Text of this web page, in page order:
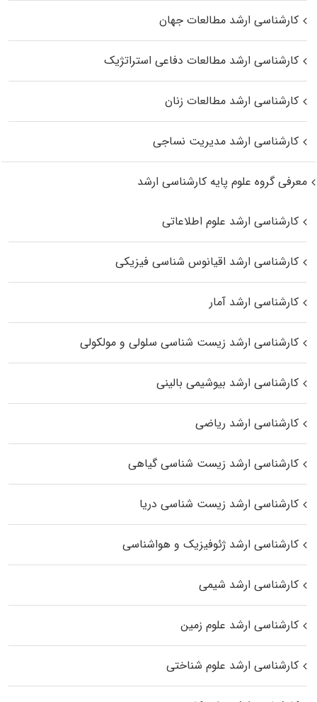
کارشناسی ارشد مطالعات جهان
کارشناسی ارشد مطالعات دفاعی استراتژیک
کارشناسی ارشد مطالعات زنان
کارشناسی ارشد مدیریت نساجی
معرفی گروه علوم پایه کارشناسی ارشد
کارشناسی ارشد علوم اطلاعاتی
کارشناسی ارشد اقیانوس‌ شناسی فیزیکی
کارشناسی ارشد آمار
کارشناسی ارشد زیست شناسی سلولی و مولکولی
کارشناسی ارشد بیوشیمی بالینی
کارشناسی ارشد ریاضی
کارشناسی ارشد زیست‌ شناسی گیاهی
کارشناسی ارشد زیست‌ شناسی دریا
کارشناسی ارشد ژئوفیزیک و هواشناسی
کارشناسی ارشد شیمی
کارشناسی ارشد علوم زمین
کارشناسی ارشد علوم شناختی